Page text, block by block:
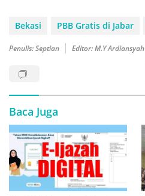
Bekasi PBB Gratis di Jabar
Penulis: Septian Editor: M.Y Ardiansyah
Baca Juga